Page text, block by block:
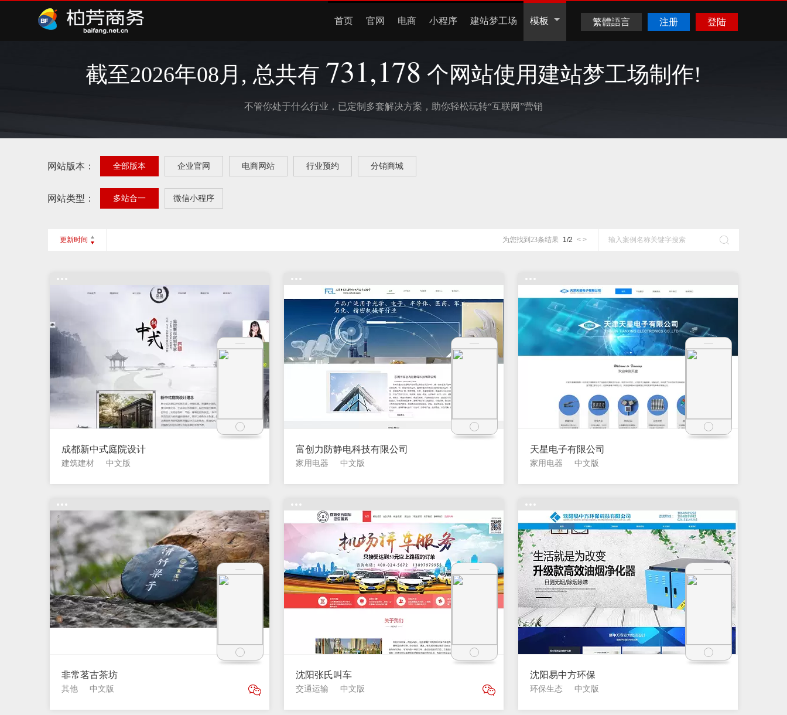
首页 官网 电商 小程序 建站梦工场 模板 繁體語言 注册 登陆
截至2026年08月, 总共有 731,178 个网站使用建站梦工场制作!
不管你处于什么行业，已定制多套解决方案， 助你轻松玩转“互联网”营销
网站版本： 全部版本 企业官网 电商网站 行业预约 分销商城
网站类型： 多站合一 微信小程序
更新时间 为您找到 23条结果 1/2 < >
成都新中式庭院设计
建筑建材 中文版
富创力防静电科技有限公司
家用电器 中文版
天星电子有限公司
家用电器 中文版
非常茗古茶坊
其他 中文版
沈阳张氏叫车
交通运输 中文版
沈阳易中方环保
环保生态 中文版